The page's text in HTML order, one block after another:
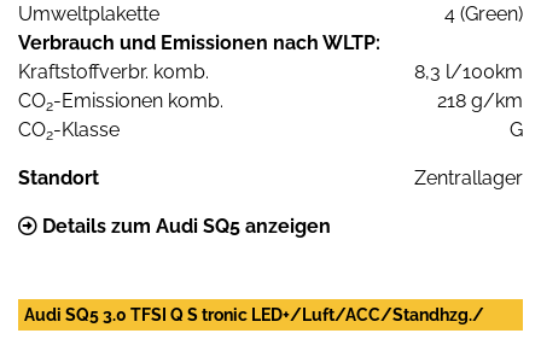
Umweltplakette
4 (Green)
Verbrauch und Emissionen nach WLTP:
Kraftstoffverbr. komb.
8,3 l/100km
CO2-Emissionen komb.
218 g/km
CO2-Klasse G
Standort Zentrallager
Details zum Audi SQ5 anzeigen
Audi SQ5 3.0 TFSI Q S tronic LED+/Luft/ACC/Standhzg./